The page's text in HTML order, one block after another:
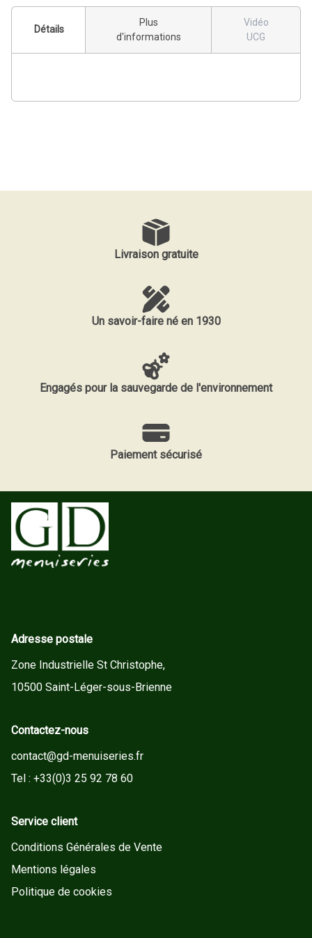
Détails
Plus
d'informations
Vidéo
UCG
Livraison gratuite
Un savoir-faire né en 1930
Engagés pour la sauvegarde de l'environnement
Paiement sécurisé
Adresse postale
Zone Industrielle St Christophe,
10500 Saint-Léger-sous-Brienne
Contactez-nous
contact@gd-menuiseries.fr
Tel : +33(0)3 25 92 78 60
Service client
Conditions Générales de Vente
Mentions légales
Politique de cookies